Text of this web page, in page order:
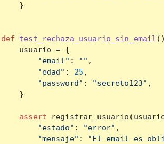
    }
def test_rechaza_usuario_sin_email
    usuario = {
"email" : "" ,
"edad" : 25 ,
"password" : "secreto123" ,
    }
assert
"estado" : "error" ,
"mensaje" : "El email es